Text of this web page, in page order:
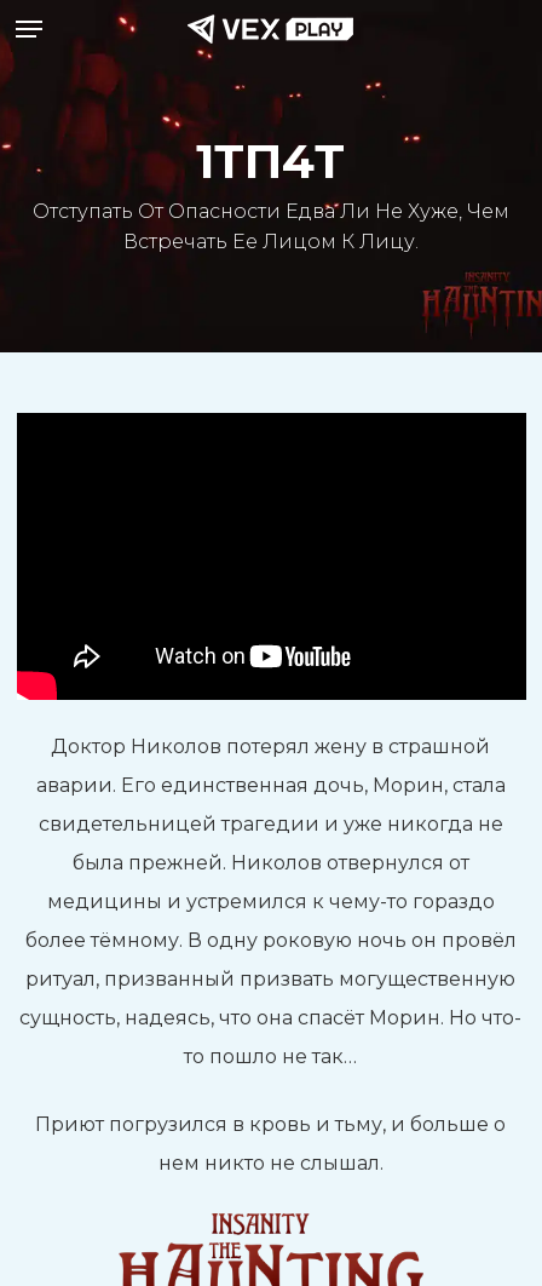
Перейти
основному
содержанию
Меню
1ТП4Т
Отступать От Опасности Едва Ли Не Хуже, Чем
Встречать Ее Лицом К Лицу.
Доктор Николов потерял жену в страшной
аварии. Его единственная дочь, Морин, стала
свидетельницей трагедии и уже никогда не
была прежней. Николов отвернулся от
медицины и устремился к чему-то гораздо
более тёмному. В одну роковую ночь он провёл
ритуал, призванный призвать могущественную
сущность, надеясь, что она спасёт Морин. Но что-
то пошло не так…
Приют погрузился в кровь и тьму, и больше о
нем никто не слышал.